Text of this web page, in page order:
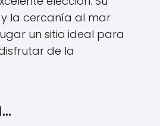
la cercanía al mar
un sitio ideal para
de la